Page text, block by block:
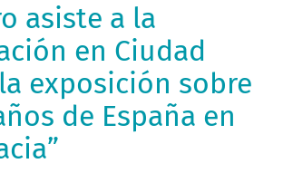
asiste a la
en Ciudad
exposición sobre
de España en